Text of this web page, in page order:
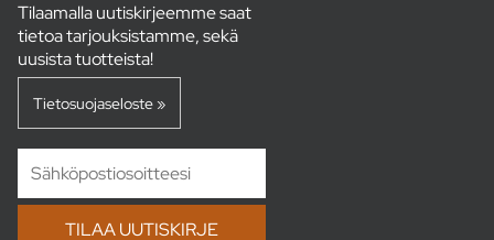
Tilaamalla uutiskirjeemme saat
tietoa tarjouksistamme, sekä
uusista tuotteista!
Tietosuojaseloste »